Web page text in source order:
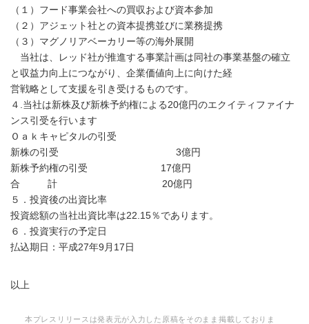
（１）フード事業会社への買収および資本参加
（２）アジェット社との資本提携並びに業務提携
（３）マグノリアベーカリー等の海外展開
当社は、レッド社が推進する事業計画は同社の事業基盤の確立
と収益力向上につながり、企業価値向上に向けた経
営戦略として支援を引き受けるものです。
４.当社は新株及び新株予約権による20億円のエクイティファイナ
ンス引受を行います
Ｏａｋキャピタルの引受
新株の引受 3億円
新株予約権の引受 17億円
合 計 20億円
５．投資後の出資比率
投資総額の当社出資比率は22.15％であります。
６．投資実行の予定日
払込期日：平成27年9月17日
以上
本プレスリリースは発表元が入力した原稿をそのまま掲載しておりま